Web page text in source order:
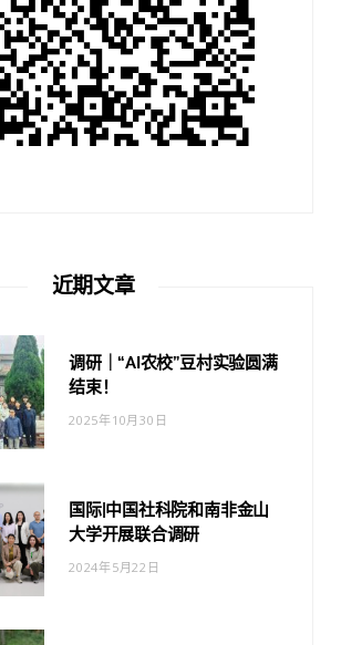
近期文章
调研｜“AI农校”豆村实验圆满
结束！
2025年10月30日
国际|中国社科院和南非金山
大学开展联合调研
2024年5月22日